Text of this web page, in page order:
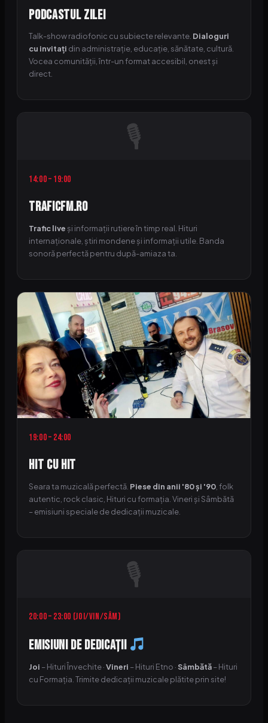
Podcastul Zilei
Talk-show radiofonic cu subiecte relevante. Dialoguri
cu invitați din administrație, educație, sănătate, cultură.
Vocea comunității, într-un format accesibil, onest și
direct.
🎙
14:00 – 19:00
TraficFM.ro
Trafic live și informații rutiere în timp real. Hituri
internaționale, știri mondene și informații utile. Banda
sonoră perfectă pentru după-amiaza ta.
19:00 – 24:00
Hit cu Hit
Seara ta muzicală perfectă. Piese din anii '80 și '90 , folk
autentic, rock clasic, Hituri cu formația. Vineri și Sâmbătă
– emisiuni speciale de dedicații muzicale.
🎙
20:00 – 23:00 (Joi/Vin/Sâm)
Emisiuni de Dedicații
Joi – Hituri Învechite ·Vineri – Hituri Etno · Sâmbătă– Hituri
cu Formația. Trimite dedicații muzicale plătite prin site!